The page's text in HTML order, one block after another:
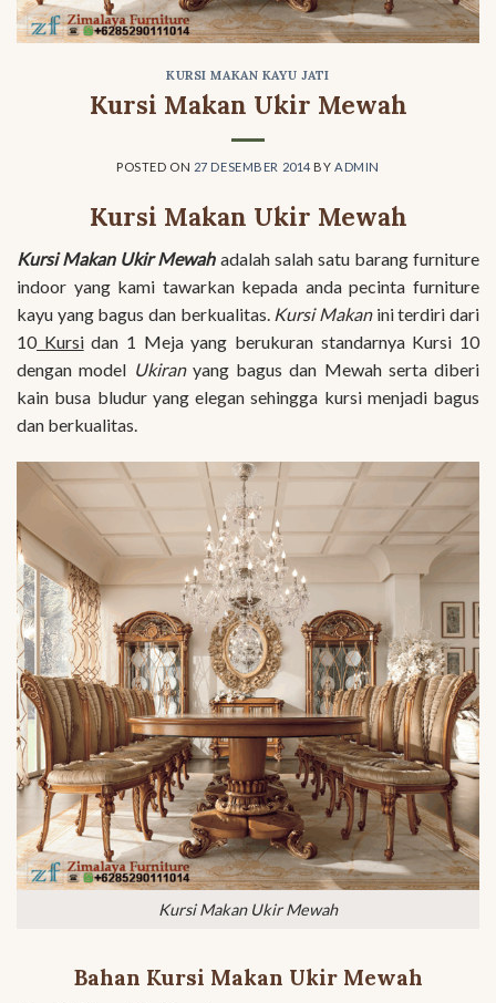
KURSI MAKAN KAYU JATI
Kursi Makan Ukir Mewah
POSTED ON 27 DESEMBER 2014 BY ADMIN
Kursi Makan Ukir Mewah
Kursi Makan Ukir Mewah adalah salah satu barang furniture
indoor yang kami tawarkan kepada anda pecinta furniture
kayu yang bagus dan berkualitas. Kursi Makanini terdiri dari
10Kursidan 1 Meja yang berukuran standarnya Kursi 10
dengan model Ukiranyang bagus dan Mewah serta diberi
kain busa bludur yang elegan sehingga kursi menjadi bagus
dan berkualitas.
Kursi Makan Ukir Mewah
Bahan Kursi Makan Ukir Mewah